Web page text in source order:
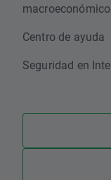
macroeconómico
Centro de ayuda
Seguridad en